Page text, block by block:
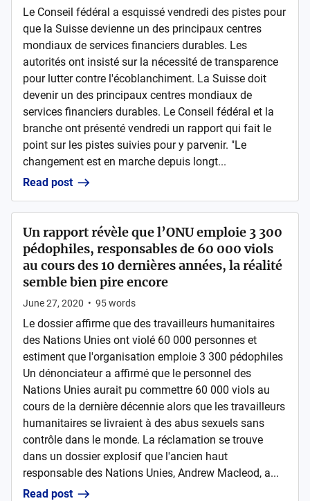
Le Conseil fédéral a esquissé vendredi des pistes pour
que la Suisse devienne un des principaux centres
mondiaux de services financiers durables. Les
autorités ont insisté sur la nécessité de transparence
pour lutter contre l'écoblanchiment. La Suisse doit
devenir un des principaux centres mondiaux de
services financiers durables. Le Conseil fédéral et la
branche ont présenté vendredi un rapport qui fait le
point sur les pistes suivies pour y parvenir. "Le
changement est en marche depuis longt...
Read post
Un rapport révèle que l’ONU emploie 3 300
pédophiles, responsables de 60 000 viols
au cours des 10 dernières années, la réalité
semble bien pire encore
June 27, 2020 • 95words
Le dossier affirme que des travailleurs humanitaires
des Nations Unies ont violé 60 000 personnes et
estiment que l'organisation emploie 3 300 pédophiles
Un dénonciateur a affirmé que le personnel des
Nations Unies aurait pu commettre 60 000 viols au
cours de la dernière décennie alors que les travailleurs
humanitaires se livraient à des abus sexuels sans
contrôle dans le monde. La réclamation se trouve
dans un dossier explosif que l'ancien haut
responsable des Nations Unies, Andrew Macleod, a...
Read post